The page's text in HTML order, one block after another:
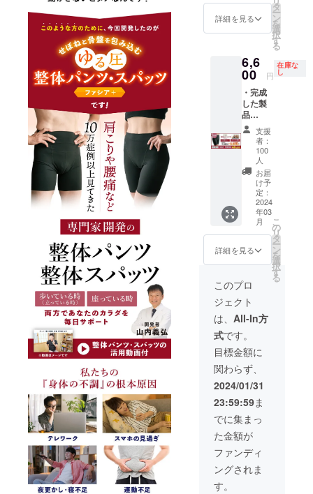
が遅れ
る場合
ご用
意） ※
更にな
る可能
性もご
ざいま
す。 ※
ご注文
状況、
使用部
材の供
給状
況、製
造工程
上の都
合等に
より出
る場合
があり
11,000
円の商
6,600円
での先
でご提
供しま
す。 ・
【山内
流】オ
リジナ
ル動画
（※各部
位ごと
に十数
本分ご
用意）
※デザイ
干の変
更にな
性もご
ざいま
す。 ※
ご注文
使用部
材の供
給状
況、製
造工程
上の都
合等に
より出
荷時期
が遅れ
る場合
があり
ます。
詳細を見る
タ
ー
ン
を
選
択
す
る
6,6
00 円
在庫な
し
・完成
した製
品
『【女
性用】
ゆる圧
整体ス
パッツ
ファシ
ア＋』1
点 [一般
販売予
定価格
11,000
円の商
Fである
での先
行割引
でご提
供しま
す。 ・
【山内
流】オ
リジナ
（※各部
位ごと
に十数
本分ご
用意）
※デザイ
ンは若
支援
者：
100
人
お届
け予
定：
2024
年03
月
詳細を見る
こ
の
リ
タ
ー
ン
を
選
択
す
る
このプロ
ジェクト
は、 All-In方
式です。
目標金額に
関わらず、
2024/01/31
23:59:59ま
でに集まっ
た金額が
ファンディ
ングされま
す。